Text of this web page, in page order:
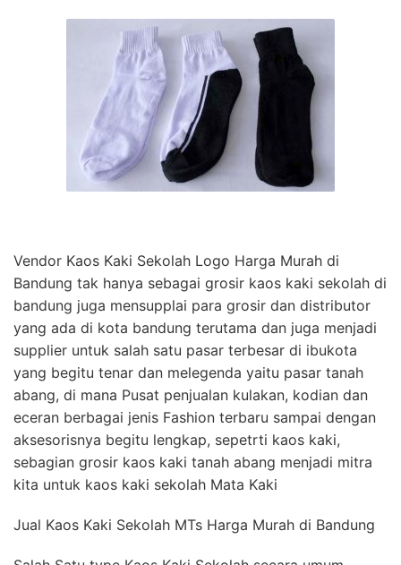
Vendor Kaos Kaki Sekolah Logo Harga Murah di
Bandung tak hanya sebagai grosir kaos kaki sekolah di
bandung juga mensupplai para grosir dan distributor
yang ada di kota bandung terutama dan juga menjadi
supplier untuk salah satu pasar terbesar di ibukota
yang begitu tenar dan melegenda yaitu pasar tanah
abang, di mana Pusat penjualan kulakan, kodian dan
eceran berbagai jenis Fashion terbaru sampai dengan
aksesorisnya begitu lengkap, sepetrti kaos kaki,
sebagian grosir kaos kaki tanah abang menjadi mitra
kita untuk kaos kaki sekolah Mata Kaki
Jual Kaos Kaki Sekolah MTs Harga Murah di Bandung